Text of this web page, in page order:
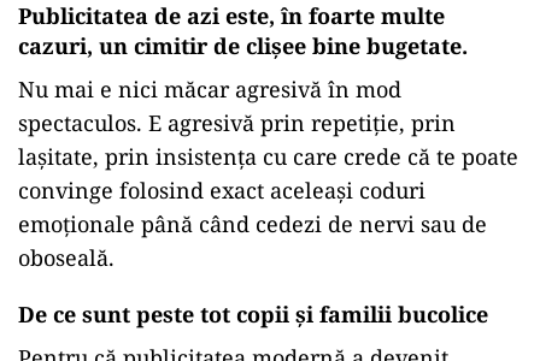
Publicitatea de azi este, în foarte multe
cazuri, un cimitir de clișee bine bugetate.
Nu mai e nici măcar agresivă în mod
spectaculos. E agresivă prin repetiție, prin
lașitate, prin insistența cu care crede că te poate
convinge folosind exact aceleași coduri
emoționale până când cedezi de nervi sau de
oboseală.
De ce sunt peste tot copii și familii bucolice